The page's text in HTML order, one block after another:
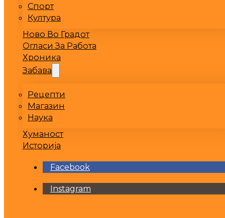
Спорт
Култура
Ново Во Градот
Огласи За Работа
Хроника
Забава
Рецепти
Магазин
Наука
Хуманост
Историја
Facebook
Instagram